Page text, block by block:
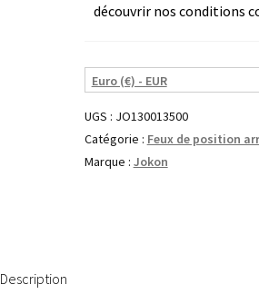
découvrir nos conditions
Euro (€) - EUR
UGS : JO130013500
Catégorie : Feux de position
Marque : Jokon
Description